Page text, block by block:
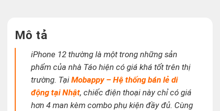
Mô tả
iPhone 12 thường là một trong những sản
phẩm của nhà Táo hiện có giá khá tốt trên thị
trường. TạiMobappy – Hệ thống bán lẻ di
động tại Nhật, chiếc điện thoại này chỉ có giá
hơn 4 man kèm combo phụ kiện đầy đủ. Cùng